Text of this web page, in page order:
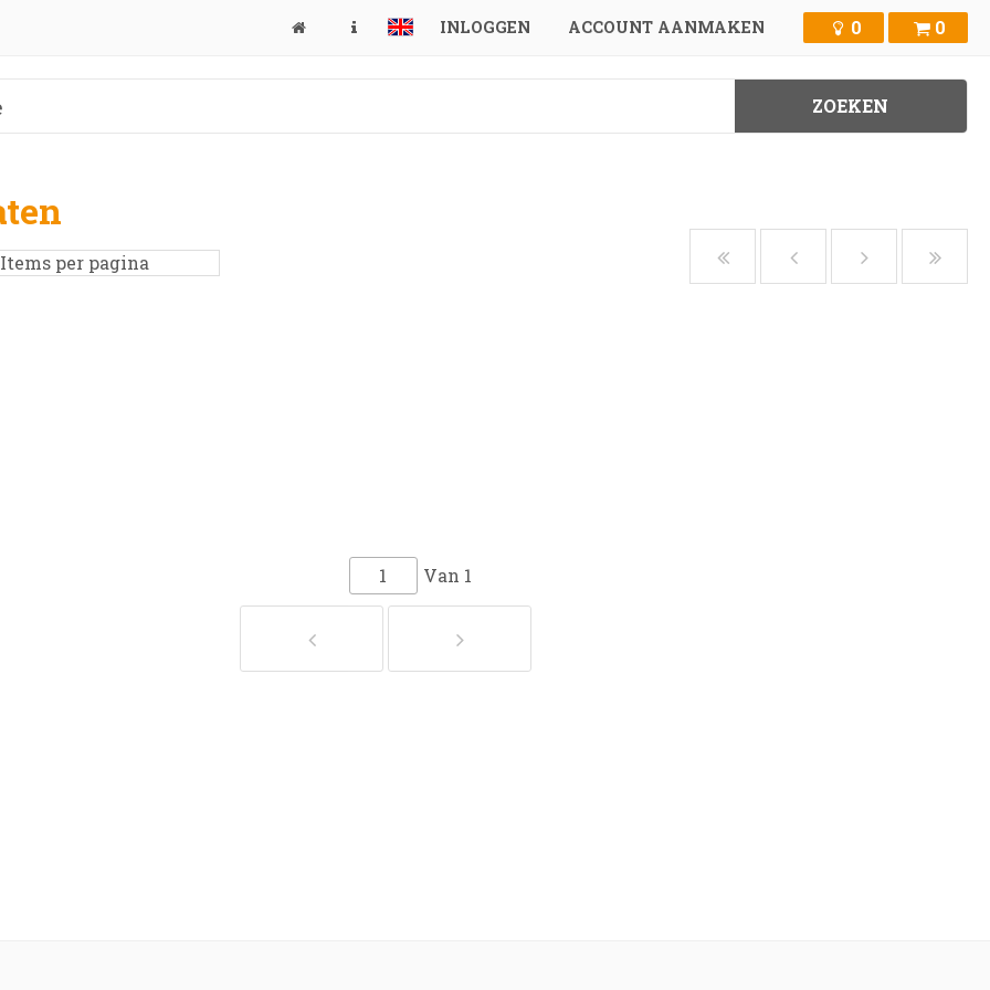
INLOGGEN ACCOUNT AANMAKEN 0 0
Van 1